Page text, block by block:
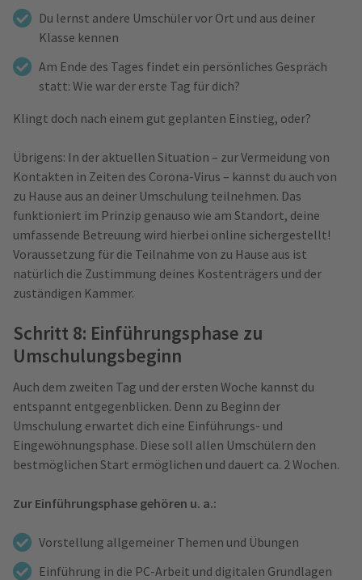
Du lernst andere Umschüler vor Ort und aus deiner
Klasse kennen
Am Ende des Tages findet ein persönliches Gespräch
statt: Wie war der erste Tag für dich?
Klingt doch nach einem gut geplanten Einstieg, oder?
Übrigens: In der aktuellen Situation – zur Vermeidung von
Kontakten in Zeiten des Corona-Virus – kannst du auch von
zu Hause aus an deiner Umschulung teilnehmen. Das
funktioniert im Prinzip genauso wie am Standort, deine
umfassende Betreuung wird hierbei online sichergestellt!
Voraussetzung für die Teilnahme von zu Hause aus ist
natürlich die Zustimmung deines Kostenträgers und der
zuständigen Kammer.
Schritt 8: Einführungsphase zu
Umschulungsbeginn
Auch dem zweiten Tag und der ersten Woche kannst du
entspannt entgegenblicken. Denn zu Beginn der
Umschulung erwartet dich eine Einführungs- und
Eingewöhnungsphase. Diese soll allen Umschülern den
bestmöglichen Start ermöglichen und dauert ca. 2 Wochen.
Zur Einführungsphase gehören u. a.:
Vorstellung allgemeiner Themen und Übungen
Einführung in die PC-Arbeit und digitalen Grundlagen